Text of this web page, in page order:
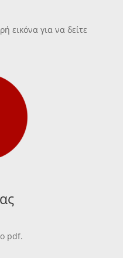
εικόνα για να δείτε
pdf.